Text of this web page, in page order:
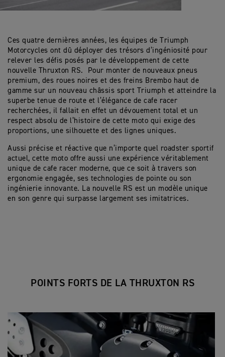
Ces quatre dernières années, les équipes de Triumph
Motorcycles ont dû déployer des trésors d’ingéniosité pour
relever les défis posés par le développement de cette
nouvelle Thruxton RS. Pour monter de nouveaux pneus
premium, des roues noires et des freins Brembo haut de
gamme sur un nouveau châssis sport Triumph et atteindre la
superbe tenue de route et l’élégance de cafe racer
recherchées, il fallait en effet un dévouement total et un
respect absolu de l’histoire de cette moto qui exige des
proportions, une silhouette et des lignes uniques.
Aussi précise et réactive que n’importe quel roadster sportif
actuel, cette moto offre aussi une expérience véritablement
unique de cafe racer moderne, que ce soit à travers son
ergonomie engagée, ses technologies de pointe ou son
ingénierie innovante. La nouvelle RS est un modèle unique
en son genre qui surpasse largement ses imitatrices.
POINTS FORTS DE LA THRUXTON RS